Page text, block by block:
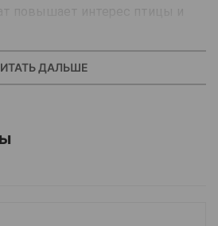
повышает интерес птицы и
попугаев, канареек и других
легко крепится в клетке и
камня, безопасных для
ДАЛЬШЕ